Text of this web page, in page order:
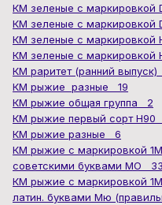
КМ зеленые с маркировкой
КМ зеленые с маркировкой
КМ зеленые с маркировкой
КМ зеленые с маркировкой
КМ раритет (ранний
КМ рыжие разные 19
КМ рыжие общая группа 2
КМ рыжие первый сорт
КМ рыжие разные 6
КМ рыжие с маркировкой
советскими буквами МО 33
КМ рыжие с маркировкой
латин. буквами Мю